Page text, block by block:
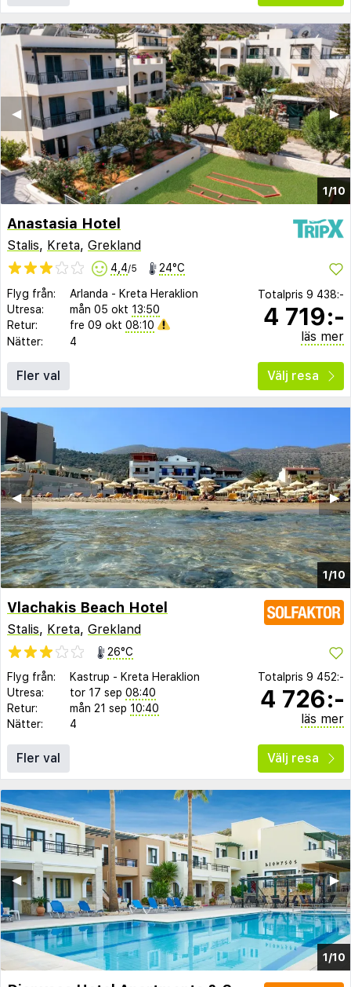
1/10
▶︎
◀︎
Anastasia Hotel
Stalis, Kreta, Grekland
4,4/5 24°C
Flyg från: Arlanda - Kreta Heraklion
Utresa:
mån 05 okt 13:50
Retur:
fre 09 okt 08:10
Nätter:
4
Totalpris 9 438:-
4 719:-
läs mer
Fler val Välj resa
1/10
▶︎
◀︎
Vlachakis Beach Hotel
Stalis, Kreta, Grekland
26°C
Flyg från:
Kastrup - Kreta Heraklion
Utresa:
tor 17 sep 08:40
Retur:
mån 21 sep 10:40
Nätter:
4
Totalpris 9 452:-
4 726:-
läs mer
Fler val Välj resa
1/10
▶︎
◀︎